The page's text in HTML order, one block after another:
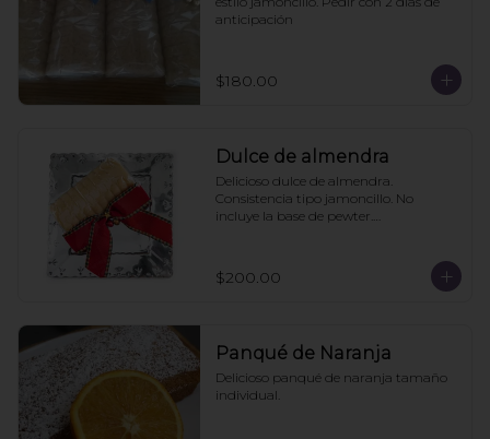
anticipación
$180.00
Dulce de almendra
Delicioso dulce de almendra.
Consistencia tipo jamoncillo. No
incluye la base de pewter.
$200.00
Panqué de Naranja
Delicioso panqué de naranja tamaño
individual.